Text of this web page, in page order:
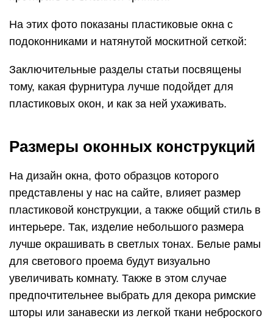
Рулонные шторы в интерьерепомещения
Большие проемы легко украсить с помощью
драпированных штор, полотна с крупным
рисунком. Тем, кто предпочитает строгий,
материалов, применение модных технологий
предоставляет нам возможность удачно сочетать
оформление окон с внутренним убранством
квартиры и фасадом здания.
Панорамные окна
Последние тенденции в архитектуре и дизайне
интерьеров склоняются к использованию
больших панорамных окон. Остекление от стены